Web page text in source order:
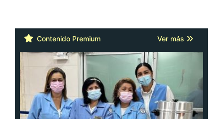
Contenido Premium Ver más